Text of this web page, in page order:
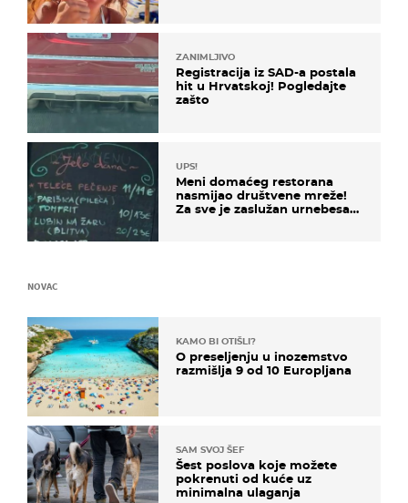
ZANIMLJIVO
Registracija iz SAD-a postala
hit u Hrvatskoj! Pogledajte
zašto
UPS!
Meni domaćeg restorana
nasmijao društvene mreže!
Za sve je zaslužan urnebesan
NOVAC
KAMO BI OTIŠLI?
O preseljenju u inozemstvo
razmišlja 9 od 10 Europljana
SAM SVOJ ŠEF
Šest poslova koje možete
pokrenuti od kuće uz
minimalna ulaganja